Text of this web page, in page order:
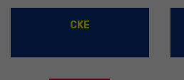
CKE